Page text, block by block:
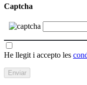
Captcha
He llegit i accepto les